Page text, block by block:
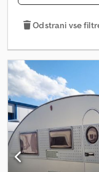
Odstrani vse